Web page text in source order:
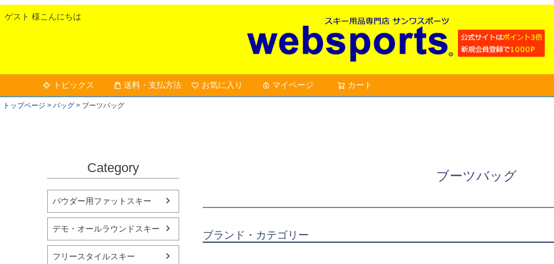
ゲスト 様こんにちは
トピックス 送料・支払方法 お気に入り マイページ カート
トップページ バッグ ブーツバッグ
Category
パウダー用ファットスキー
デモ・オールラウンドスキー
フリースタイルスキー
ブーツバッグ
ブランド・カテゴリー